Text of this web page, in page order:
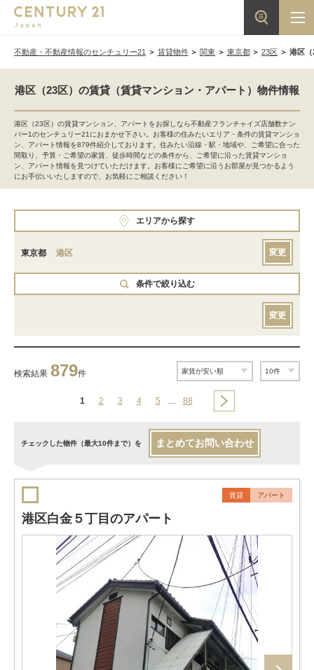
不動産・不動産情報のセンチュリー21 賃貸物件 関東 東京都 23区 港区
港区（23区）の賃貸（賃貸マンション・アパート）物件情報
港区（23区）の賃貸マンション、アパートをお探しなら不動産フランチャイズ店舗数ナン
バー1のセンチュリー21におまかせ下さい。お客様の住みたいエリア・条件の賃貸マンショ
ン、アパート情報を879件紹介しております。住みたい沿線・駅・地域や、ご希望に合った
間取り、予算・ご希望の家賃、徒歩時間などの条件から、ご希望に沿った賃貸マンショ
ン、アパート情報を見つけていただけます。お客様にご希望に沿うお部屋が見つかるよう
にお手伝いいたしますので、お気軽にご相談ください！
エリアから探す
東京都 港区 変更
条件で絞り込む
変更
検索結果 879件
1 2 3 4 5 … 88
チェックした物件（最大10件まで）を まとめてお問い合わせ
賃貸 アパート
港区白金５丁目のアパート